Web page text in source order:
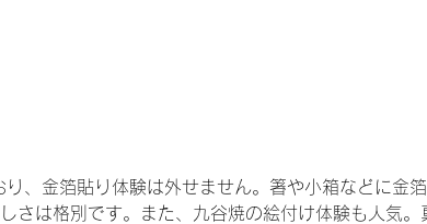
、金箔貼り体験は外せません。箸や小箱などに金
さは格別です。また、九谷焼の絵付け体験も人気。